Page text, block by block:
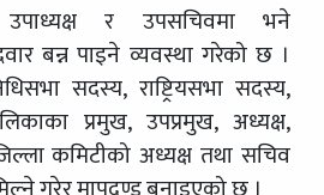
र उपसचिवमा भने
बन्न पाइने व्यवस्था गरेको छ ।
सदस्य, राष्ट्रियसभा सदस्य,
प्रमुख, उपप्रमुख, अध्यक्ष,
कमिटीको अध्यक्ष तथा सचिव